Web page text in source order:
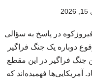
فیروزکوه در پاسخ به سؤالی
دوباره یک جنگ فراگیر
فراگیر در این مقطع
آمریکایی‌ها فهمیده‌اند که